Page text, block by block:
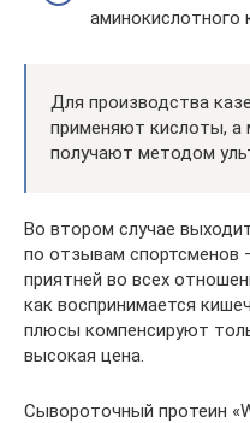
аминокислотного
Для производства
применяют кислоты, а
получают методом
Во втором случае
по отзывам спортсменов
приятней во всех
как воспринимается
плюсы компенсируют
высокая цена.
Сывороточный протеин